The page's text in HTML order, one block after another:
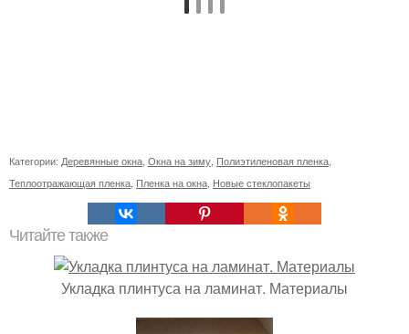
Категории: Деревянные окна Окна на зиму Полиэтиленовая пленка
Теплоотражающая пленка Пленка на окна Новые стеклопакеты
Читайте также
Укладка плинтуса на ламинат. Материалы